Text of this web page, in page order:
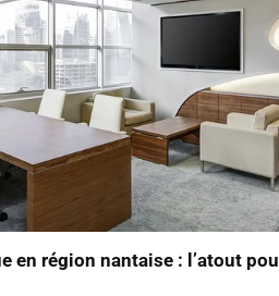
en région nantaise : l’atout